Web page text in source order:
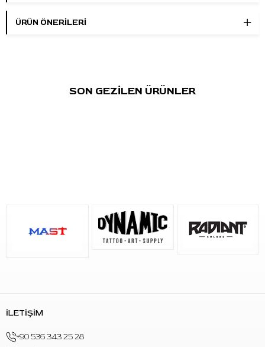
Ürün tipi:Dövme boyası
Hayvansal ürün içermez, hayvanlar
üzerinde test edilmemiştir
doğrudan güneş ışığından uzak bir yerde saklayınız. Kullanım
sonrasında kapağını sıkıca kapatınız.
C: Çizgi, dolgu, gölgelendirme, black & grey ve koyu ton
ÜRÜN ÖNERILERI
SON GEZİLEN ÜRÜNLER
İLETİŞİM
+90 536 343 25 28